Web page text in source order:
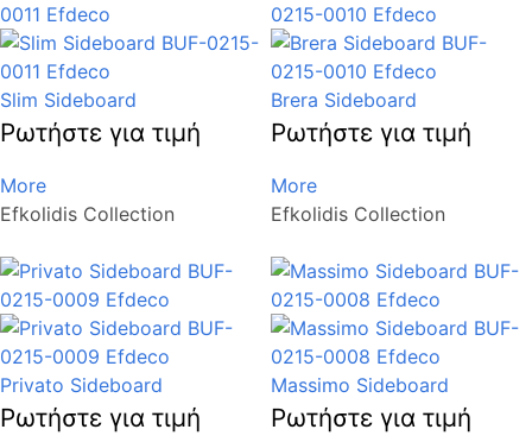
Slim Sideboard
Ρωτήστε για τιμή
More
Efkolidis Collection
Brera Sideboard
Ρωτήστε για τιμή
More
Efkolidis Collection
Privato Sideboard
Ρωτήστε για τιμή
Massimo Sideboard
Ρωτήστε για τιμή